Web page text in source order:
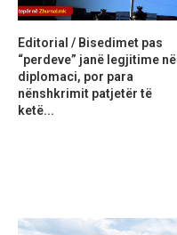
Editorial / Bisedimet pas
“perdeve” janë legjitime në
diplomaci, por para
nënshkrimit patjetër të
ketë...